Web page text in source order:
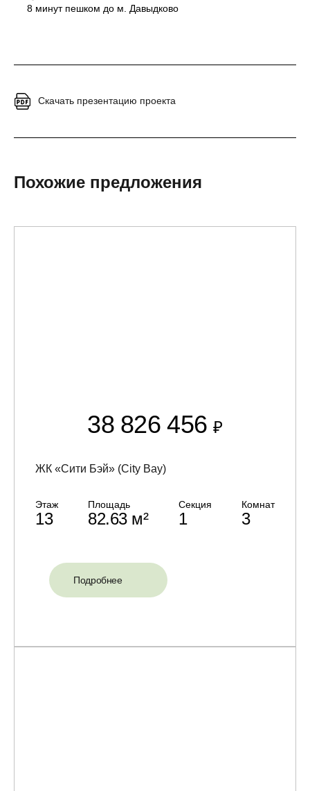
8 минут пешком до м. Давыдково
Скачать презентацию проекта
Похожие предложения
38 826 456₽
ЖК «Сити Бэй» (City Bay)
Этаж
13
Площадь
82.63 м²
Секция
1
Комнат
3
Подробнее